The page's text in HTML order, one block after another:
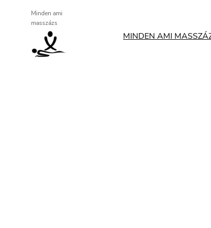
tartalomhoz
Minden ami
masszázs
MINDEN AMI